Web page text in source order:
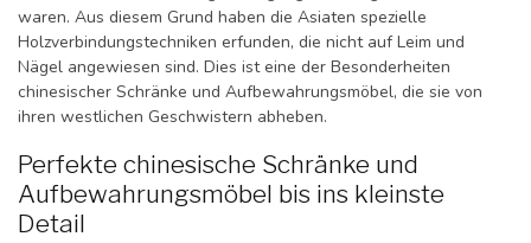
waren. Aus diesem Grund haben die Asiaten spezielle
Holzverbindungstechniken erfunden, die nicht auf Leim und
Nägel angewiesen sind. Dies ist eine der Besonderheiten
chinesischer Schränke und Aufbewahrungsmöbel, die sie von
ihren westlichen Geschwistern abheben.
Perfekte chinesische Schränke und
Aufbewahrungsmöbel bis ins kleinste
Detail